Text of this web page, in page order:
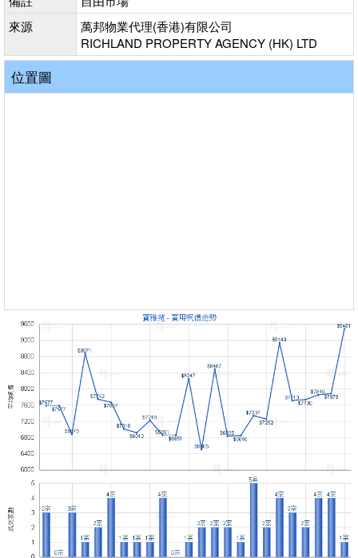
來源
萬邦物業代理(香港)有限公司
RICHLAND PROPERTY AGENCY (HK) LTD
位置圖